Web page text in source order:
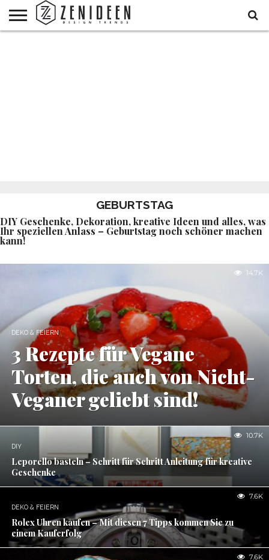
GEBURTSTAG
DIY Geschenke, Dekoration, kreative Ideen und alles, was
Ihr speziellen Anlass – Geburtstag noch schöner machen
kann!
DEKO & FEIERN
3 Rezepte für Vegane
Torten, die auch von Nicht-
Veganer geliebt sind!
14.7K
DIY
Leporello basteln – Schritt für Schritt Anleitung für kreative
Geschenke
10.7K
DEKO & FEIERN
Rolex Uhren kaufen – Mit diesen 7 Tipps kommen Sie zu
einem Kauferfolg
7.6K
7.6K